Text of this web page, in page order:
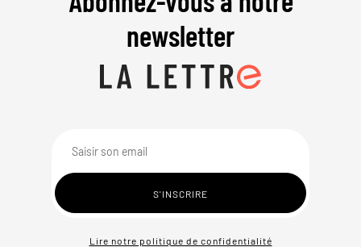
newsletter
Lire notre politique de confidentialité